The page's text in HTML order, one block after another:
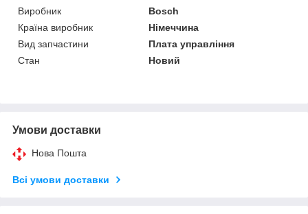
Виробник
Bosch
Країна виробник
Німеччина
Вид запчастини
Плата управління
Стан
Новий
Умови доставки
Нова Пошта
Всі умови доставки